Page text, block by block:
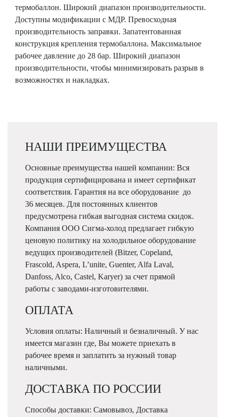
термобаллон. Широкий диапазон производительности.
Доступны модификации с МДР. Превосходная
производительность заправки. Запатентованная
конструкция крепления термобаллона. Максимальное
рабочее давление до 28 бар. Широкий диапазон
производительности, чтобы минимизировать разрыв в
возможностях и накладках.
НАШИ ПРЕИМУЩЕСТВА
Основные преимущества нашей компании: Вся
продукция сертифицирована и имеет сертификат
соответствия. Гарантия на все оборудование до
36 месяцев. Для постоянных клиентов
предусмотрена гибкая выгодная система скидок.
Компания ООО Сигма-холод предлагает гибкую
ценовую политику на холодильное оборудование
ведущих производителей (Bitzer, Copeland,
Frascold, Aspera, L’unite, Guenter, Alfa Laval,
Danfoss, Alco, Castel, Karyer) за счет прямой
работы с заводами-изготовителями.
ОПЛАТА
Условия оплаты: Наличный и безналичный. У нас
имеется магазин где, Вы можете приехать в
рабочее время и заплатить за нужный товар
наличными.
ДОСТАВКА ПО РОССИИ
Способы доставки: Самовывоз, Доставка